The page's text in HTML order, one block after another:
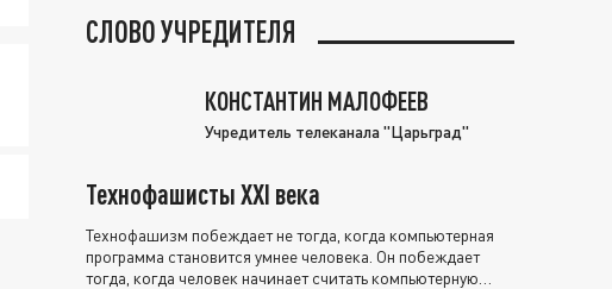
СЛОВО УЧРЕДИТЕЛЯ
КОНСТАНТИН МАЛОФЕЕВ
Учредитель телеканала "Царьград"
Технофашисты XXI века
Технофашизм побеждает не тогда, когда компьютерная
программа становится умнее человека. Он побеждает
тогда, когда человек начинает считать компьютерную